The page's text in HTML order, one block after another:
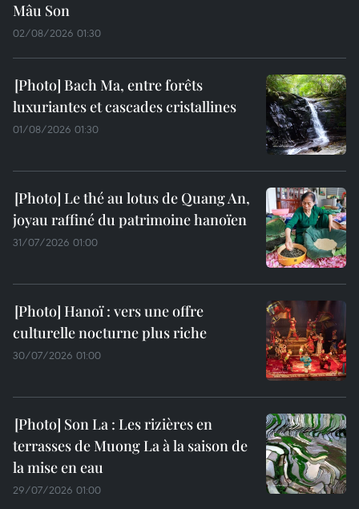
Mâu Son
02/08/2026 01:30
Bach Ma, entre forêts
luxuriantes et cascades cristallines
01/08/2026 01:30
Le thé au lotus de Quang An,
joyau raffiné du patrimoine hanoïen
31/07/2026 01:00
Hanoï : vers une offre
culturelle nocturne plus riche
30/07/2026 01:00
Son La : Les rizières en
terrasses de Muong La à la saison de
la mise en eau
29/07/2026 01:00